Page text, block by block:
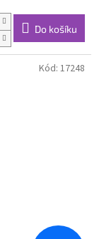
Do košíku
Kód: 17248